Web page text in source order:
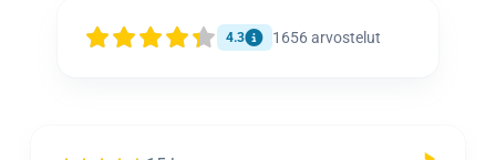
4.3 1656arvostelut